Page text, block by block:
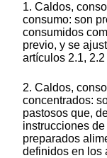
1. Caldos,
consumo: son
consumidos
previo, y se
artículos 2.1, 2.2
2. Caldos,
concentrados:
pastosos que,
instrucciones
preparados
definidos en los